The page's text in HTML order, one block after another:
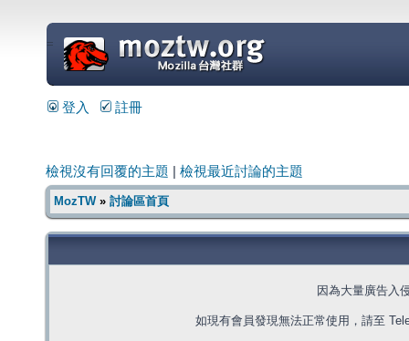
=
登入 註冊
檢視沒有回覆的主題 檢視最近討論的主題
MozTW» 討論區首頁
因為大量廣告入
如現有會員發現無法正常使用，請至